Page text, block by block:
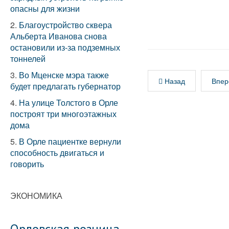
Назад
опасны для жизни
2. Благоустройство сквера
Альберта Иванова снова
остановили из-за подземных
тоннелей
3. Во Мценске мэра также
будет предлагать губернатор
4. На улице Толстого в Орле
построят три многоэтажных
дома
5. В Орле пациентке вернули
способность двигаться и
говорить
ЭКОНОМИКА